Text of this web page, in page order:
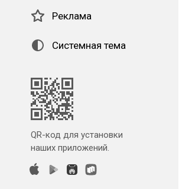
Реклама
Системная тема
QR-код для установки
наших приложений.